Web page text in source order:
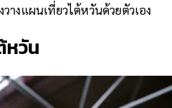
างแผนเที่ยวไต้หวันด้วยตัวเอง
หวัน